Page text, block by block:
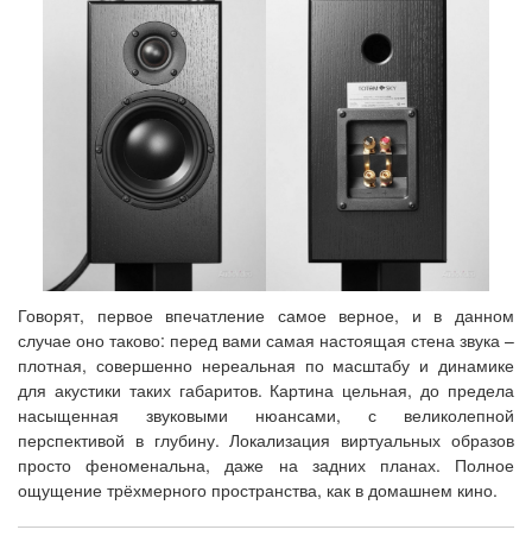
Говорят, первое впечатление самое верное, и в данном
случае оно таково: перед вами самая настоящая стена звука –
плотная, совершенно нереальная по масштабу и динамике
для акустики таких габаритов. Картина цельная, до предела
насыщенная звуковыми нюансами, с великолепной
перспективой в глубину. Локализация виртуальных образов
просто феноменальна, даже на задних планах. Полное
ощущение трёхмерного пространства, как в домашнем кино.